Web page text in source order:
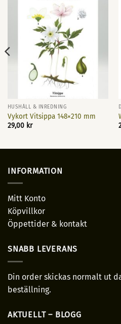
HUSHÅLL & INREDNING
Vykort Vitsippa 148×210 mm
29,00 kr
INFORMATION
Mitt Konto
Köpvillkor
Öppettider & kontakt
SNABB LEVERANS
Din order skickas normalt ut
beställning.
AKTUELLT – BLOGG